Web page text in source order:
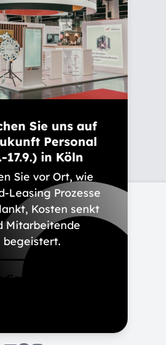
Sie uns auf
Personal
17.9.) in Köln
Sie vor Ort, wie
Leasing Prozesse
Kosten senkt
Mitarbeitende
begeistert.
Gratis-Ticket
Karriere
Ausbildung
Presse
Newsletter
Kontakt
Impressum
Datenschutz